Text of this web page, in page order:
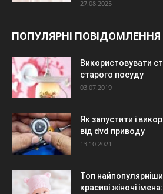
27.08.2025
ПОПУЛЯРНІ ПОВІДОМЛЕННЯ
Використовувати
старого посуду
03.07.2019
Як запустити і
від dvd приводу
13.10.2021
Топ
красиві жіночі